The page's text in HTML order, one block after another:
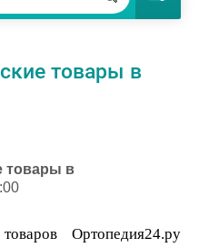
товары в
товары в
Ортопедия24.ру